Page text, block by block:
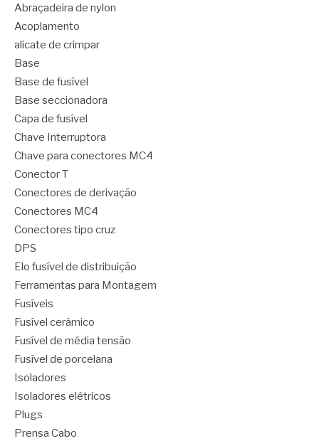
Abraçadeira de nylon
Acoplamento
alicate de crimpar
Base
Base de fusível
Base seccionadora
Capa de fusível
Chave Interruptora
Chave para conectores MC4
Conector T
Conectores de derivação
Conectores MC4
Conectores tipo cruz
DPS
Elo fusível de distribuição
Ferramentas para Montagem
Fusíveis
Fusível cerâmico
Fusível de média tensão
Fusível de porcelana
Isoladores
Isoladores elétricos
Plugs
Prensa Cabo